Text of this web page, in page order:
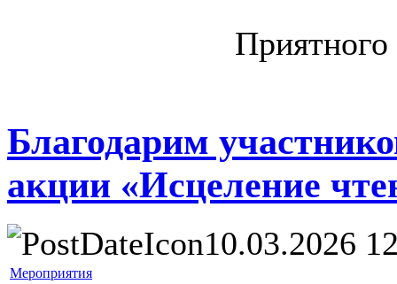
Благодарим
акции «Исцеление
10.03.2026
Мероприятия